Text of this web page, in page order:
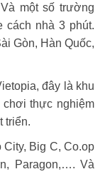
một số trường
cách nhà 3 phút.
Gòn, Hàn Quốc,
đây là khu
thực nghiệm
triển.
City, Big C, Co.op
Paragon,…. Và